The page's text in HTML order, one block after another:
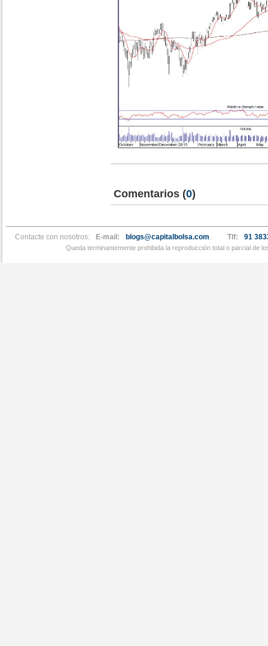
Comentarios (0)
Contacte con nosotros: E-mail: blogs@capitalbolsa.com Tlf: 91
Queda terminantemente prohibida la reproducción total o parcial de